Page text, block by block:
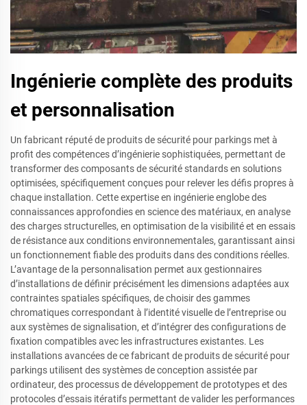
Ingénierie complète des produits
et personnalisation
Un fabricant réputé de produits de sécurité pour parkings met à
profit des compétences d’ingénierie sophistiquées, permettant de
transformer des composants de sécurité standards en solutions
optimisées, spécifiquement conçues pour relever les défis propres à
chaque installation. Cette expertise en ingénierie englobe des
connaissances approfondies en science des matériaux, en analyse
des charges structurelles, en optimisation de la visibilité et en essais
de résistance aux conditions environnementales, garantissant ainsi
un fonctionnement fiable des produits dans des conditions réelles.
L’avantage de la personnalisation permet aux gestionnaires
d’installations de définir précisément les dimensions adaptées aux
contraintes spatiales spécifiques, de choisir des gammes
chromatiques correspondant à l’identité visuelle de l’entreprise ou
aux systèmes de signalisation, et d’intégrer des configurations de
fixation compatibles avec les infrastructures existantes. Les
installations avancées de ce fabricant de produits de sécurité pour
parkings utilisent des systèmes de conception assistée par
ordinateur, des processus de développement de prototypes et des
protocoles d’essais itératifs permettant de valider les performances